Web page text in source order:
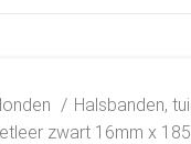
Halsbanden,
zwart 16mm x